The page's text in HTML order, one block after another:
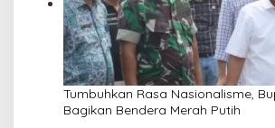
Tumbuhkan Rasa Nasionalisme,
Bagikan Bendera Merah Putih